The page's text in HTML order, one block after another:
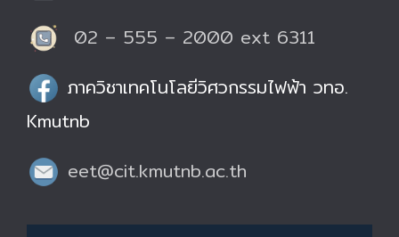
02 – 555 – 2000 ext 6311
ภาควิชาเทคโนโลยีวิศวกรรมไฟฟ้า วทอ.
Kmutnb
eet@cit.kmutnb.ac.th